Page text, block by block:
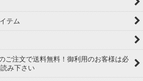
テム
ご注文で送料無料！御利用のお客様は必
み下さい